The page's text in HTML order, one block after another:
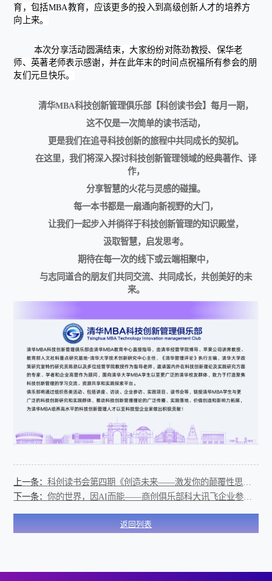
育，包括MBA教育，应该更多的投入到高级创新人才的培养方
向上来。
本次分享活动圆满结束，大家纷纷对陈劲教授、保华老
师、英著老师表示感谢，并在此年末的时间点祝福所有参会的朋
友们元旦快乐。
清华MBA科技创新管理俱乐部【科创读书会】每月一期，
这不仅是一次简单的读书活动，
更是我们在追寻科技创新的旅程中共同成长的契机。
在这里，我们将深入探讨科技创新管理领域的经典著作、译
作，
分享智慧的火花与灵感的碰撞。
每一本书都是一扇通向新视野的大门，
让我们一起步入并徜徉于科技创新管理的知识殿堂，
汲取智慧，启发思考。
期待在每一次的线下或云端相聚中，
与志同道合的朋友们共同交流、共同成长，共创美好的未
来。
上一条：科创读书会第四期《创造未来——激发你的颠覆性思维》
下一条：你的世界，因AI而能——商创俱乐部科大讯飞企业参访活动记录
返回列表